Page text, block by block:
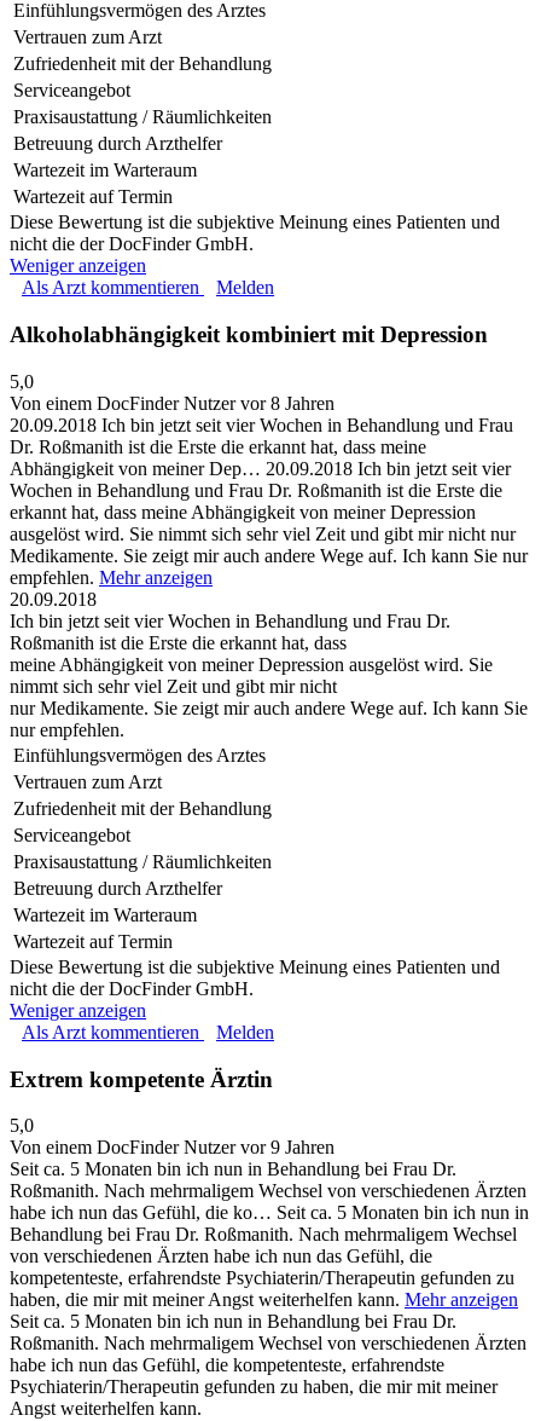
Einfühlungsvermögen des Arztes
Vertrauen zum Arzt
Zufriedenheit mit der Behandlung
Serviceangebot
Praxisaustattung / Räumlichkeiten
Betreuung durch Arzthelfer
Wartezeit im Warteraum
Wartezeit auf Termin
Diese Bewertung ist die subjektive Meinung eines Patienten und
nicht die der DocFinder GmbH.
Weniger anzeigen
Als Arzt kommentieren
Melden
Alkoholabhängigkeit kombiniert mit Depression
5,0
Von einem DocFinder Nutzervor 8 Jahren
20.09.2018 Ich bin jetzt seit vier Wochen in Behandlung und Frau
Dr. Roßmanith ist die Erste die erkannt hat, dass meine
Abhängigkeit von meiner Dep… 20.09.2018 Ich bin jetzt seit vier
Wochen in Behandlung und Frau Dr. Roßmanith ist die Erste die
erkannt hat, dass meine Abhängigkeit von meiner Depression
ausgelöst wird. Sie nimmt sich sehr viel Zeit und gibt mir nicht nur
Medikamente. Sie zeigt mir auch andere Wege auf. Ich kann Sie nur
empfehlen. Mehr anzeigen
20.09.2018
Ich bin jetzt seit vier Wochen in Behandlung und Frau Dr.
Roßmanith ist die Erste die erkannt hat, dass
meine Abhängigkeit von meiner Depression ausgelöst wird. Sie
nimmt sich sehr viel Zeit und gibt mir nicht
nur Medikamente. Sie zeigt mir auch andere Wege auf. Ich kann Sie
nur empfehlen.
Einfühlungsvermögen des Arztes
Vertrauen zum Arzt
Zufriedenheit mit der Behandlung
Serviceangebot
Praxisaustattung / Räumlichkeiten
Betreuung durch Arzthelfer
Wartezeit im Warteraum
Wartezeit auf Termin
Diese Bewertung ist die subjektive Meinung eines Patienten und
nicht die der DocFinder GmbH.
Weniger anzeigen
Als Arzt kommentieren
Melden
Extrem kompetente Ärztin
5,0
Von einem DocFinder Nutzervor 9 Jahren
Seit ca. 5 Monaten bin ich nun in Behandlung bei Frau Dr.
Roßmanith. Nach mehrmaligem Wechsel von verschiedenen Ärzten
habe ich nun das Gefühl, die ko… Seit ca. 5 Monaten bin ich nun in
Behandlung bei Frau Dr. Roßmanith. Nach mehrmaligem Wechsel
von verschiedenen Ärzten habe ich nun das Gefühl, die
kompetenteste, erfahrendste Psychiaterin/Therapeutin gefunden zu
haben, die mir mit meiner Angst weiterhelfen kann. Mehr anzeigen
Seit ca. 5 Monaten bin ich nun in Behandlung bei Frau Dr.
Roßmanith. Nach mehrmaligem Wechsel von verschiedenen Ärzten
habe ich nun das Gefühl, die kompetenteste, erfahrendste
Psychiaterin/Therapeutin gefunden zu haben, die mir mit meiner
Angst weiterhelfen kann.